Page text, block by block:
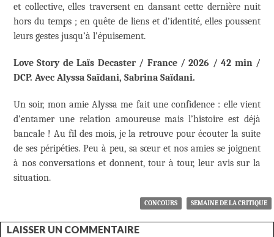
et collective, elles traversent en dansant cette dernière nuit
hors du temps ; en quête de liens et d’identité, elles poussent
leurs gestes jusqu’à l’épuisement.
Love Story de Laïs Decaster / France / 2026 / 42 min /
DCP. Avec Alyssa Saïdani, Sabrina Saïdani.
Un soir, mon amie Alyssa me fait une confidence : elle vient
d’entamer une relation amoureuse mais l’histoire est déjà
bancale ! Au fil des mois, je la retrouve pour écouter la suite
de ses péripéties. Peu à peu, sa sœur et nos amies se joignent
à nos conversations et donnent, tour à tour, leur avis sur la
situation.
CONCOURS SEMAINE DE LA CRITIQUE
LAISSER UN COMMENTAIRE